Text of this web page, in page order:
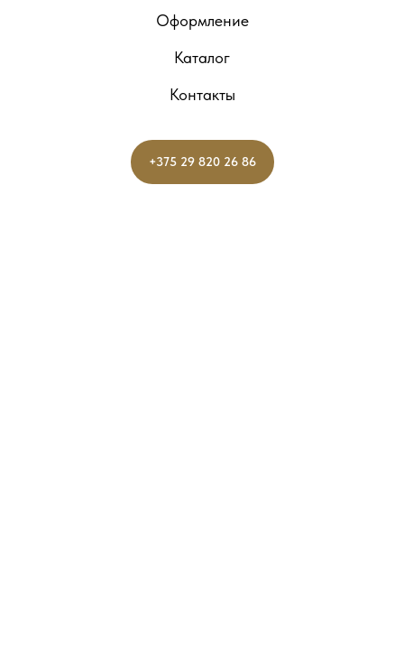
Оформление
Каталог
Контакты
+375 29 820 26 86